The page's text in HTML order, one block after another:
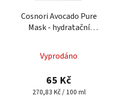
Cosnori Avocado Pure
Mask - hydratační
Vyprodáno
65 Kč
Měrná
270,83 Kč / 100 ml